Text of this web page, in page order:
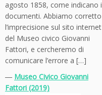
agosto 1858, come indicano i
documenti. Abbiamo corretto
l’imprecisione sul sito internet
del Museo civico Giovanni
Fattori, e cercheremo di
comunicare l’errore a […]
― Museo Civico Giovanni
Fattori (2019)